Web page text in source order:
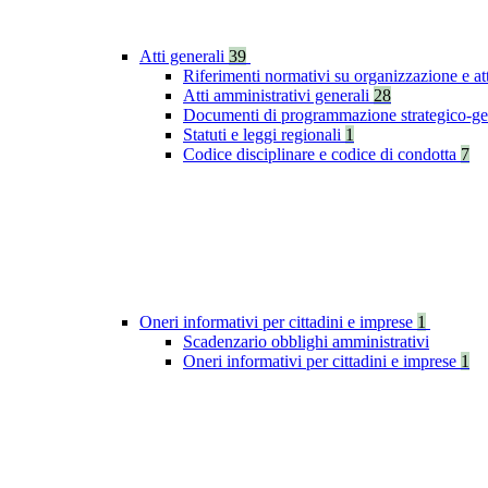
Atti generali 39
Riferimenti normativi su organizzazione e
Atti amministrativi generali 28
Documenti di programmazione strategico-
Statuti e leggi regionali 1
Codice disciplinare e codice di condotta 7
Oneri informativi per cittadini e imprese 1
Scadenzario obblighi amministrativi
Oneri informativi per cittadini e imprese 1